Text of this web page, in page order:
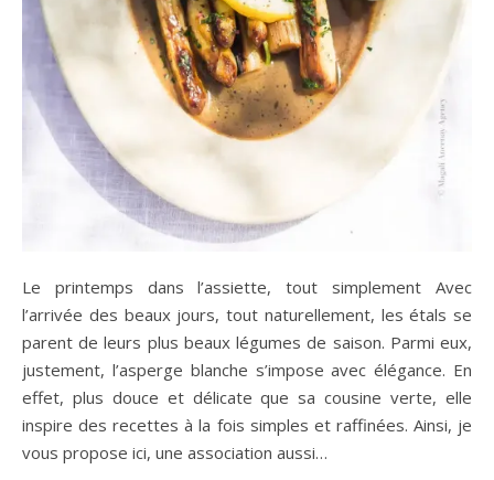
Le printemps dans l’assiette, tout simplement Avec
l’arrivée des beaux jours, tout naturellement, les étals se
parent de leurs plus beaux légumes de saison. Parmi eux,
justement, l’asperge blanche s’impose avec élégance. En
effet, plus douce et délicate que sa cousine verte, elle
inspire des recettes à la fois simples et raffinées. Ainsi, je
vous propose ici, une association aussi…